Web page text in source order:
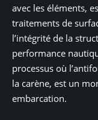
avec les éléments,
traitements de
l’intégrité de la
performance
processus où
la carène, est un
embarcation.